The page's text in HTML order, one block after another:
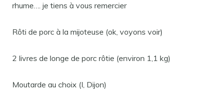
rhume…. je tiens à vous remercier
Rôti de porc à la mijoteuse (ok, voyons voir)
2 livres de longe de porc rôtie (environ 1,1 kg)
Moutarde au choix (I, Dijon)